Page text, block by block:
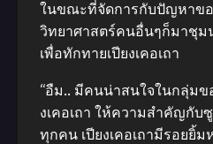
ในขณะที่จัดการกับปัญหาข
วิทยาศาสตร์คนอื่นๆก็มาชุ
เพื่อทักทายเปียงเคอเถา
“อืม.. มีคนน่าสนใจในกลุ่มข
งเคอเถา ให้ความสําคัญกั
ทุกคน เปียงเคอเถามีรอยยิ้ม